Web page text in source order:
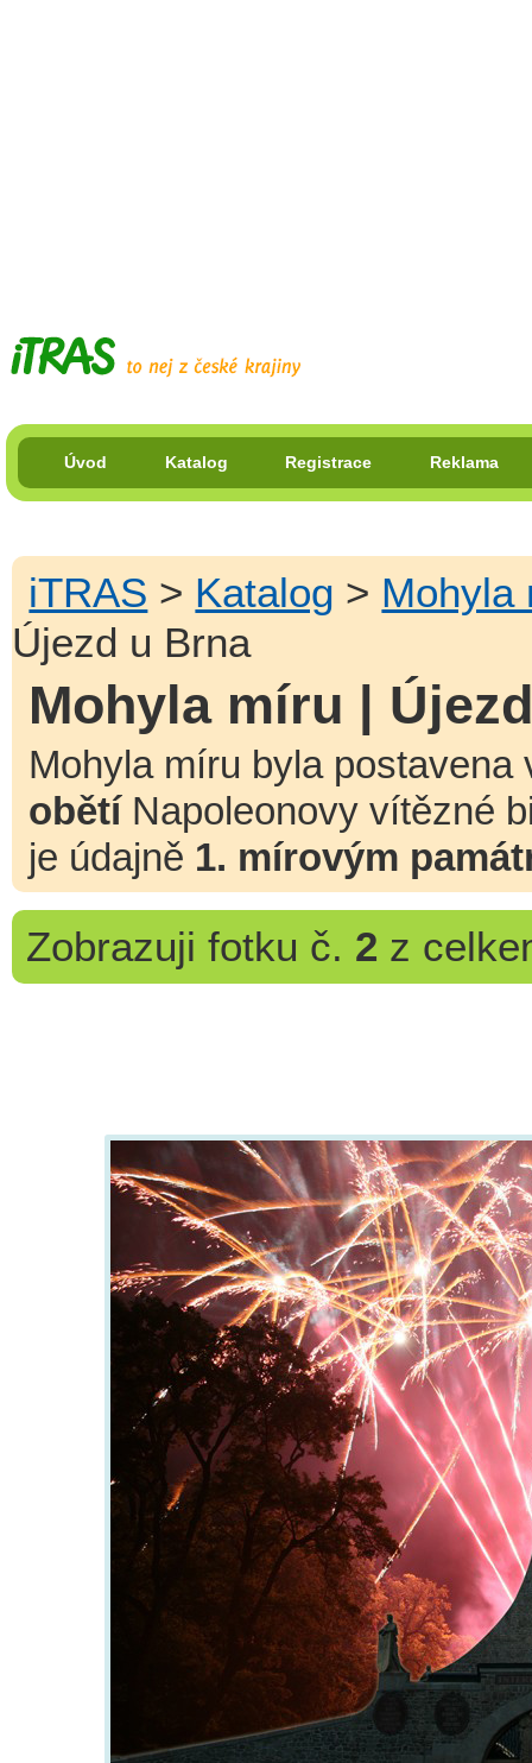
Úvod Katalog Registrace Reklama
iTRAS > Katalog > Mohyla
Újezd u Brna
Mohyla míru |
Mohyla míru byla
obětíNapoleonovy vítězné
je údajně 1. mírovým
Zobrazuji fotku č. 2 z